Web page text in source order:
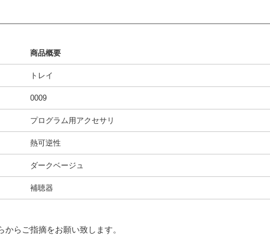
商品概要
トレイ
0009
プログラム用アクセサリ
熱可逆性
ダークベージュ
補聴器
らご指摘をお願い致します。